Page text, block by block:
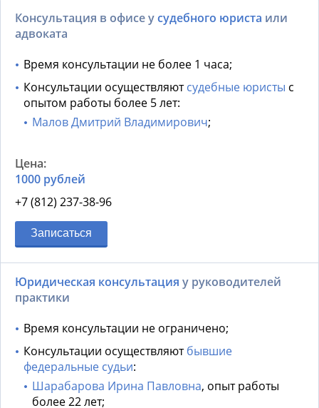
Консультация в офисе усудебного юриста или
адвоката
Время консультации не более 1 часа;
Консультации осуществляютсудебные юристы с
опытом работы более 5 лет:
Малов Дмитрий Владимирович;
1000 рублей
+7 (812) 237-38-96
Записаться
Юридическая консультация у руководителей
практики
Время консультации не ограничено;
Консультации осуществляютбывшие
федеральные судьи:
Шарабарова Ирина Павловна, опыт работы
более 22 лет;